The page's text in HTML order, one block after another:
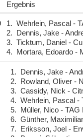
Ergebnis
1. Wehrlein, Pascal -
2.
Dennis, Jake -
3. Ticktum, Daniel -
4.
Mortara, Edoardo -
1.
Dennis, Jake -
2.
Rowland, Oliver -
3. Cassidy, Nick -
4. Wehrlein, Pascal -
5.
Müller, Nico -
6. Günther,
7.
Eriksson, Joel -